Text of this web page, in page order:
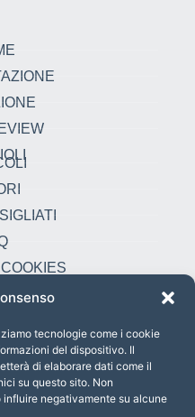
tecnologie come i cookie
del dispositivo. Il
di elaborare dati come il
su questo sito. Non
negativamente su alcune
02 338
Roma, Italia